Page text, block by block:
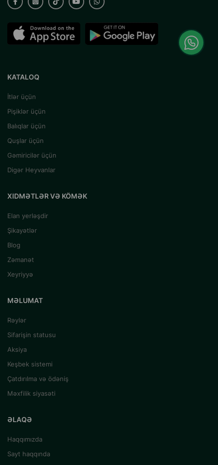
KATALOQ
İtlər üçün
Pişiklər üçün
Balıqlar üçün
Quşlar üçün
Gəmiricilər üçün
Digər Heyvanlar
XIDMƏTLƏR VƏ KÖMƏK
Elan yerləşdir
Şikayətlər
Blog
Zəmanət
Xeyriyyə
MƏLUMAT
Rəylər
Sifarişin statusu
Aksiya
Keşbek sistemi
Çatdırılma və ödəniş
Məxfilik siyasəti
ƏLAQƏ
Haqqımızda
Sayt haqqında